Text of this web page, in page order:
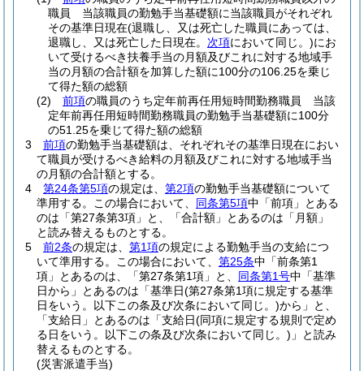
職員 当該職員の勤勉手当基礎額に当該職員がそれぞれ
その基準日現在(退職し、又は死亡した職員にあっては、
退職し、又は死亡した日現在。 次項において同じ。)にお
いて受けるべき扶養手当の月額及びこれに対する地域手
当の月額の合計額を加算した額に100分の106.25を乗じ
て得た額の総額
(2)
前項の職員のうち定年前再任用短時間勤務職員 当該
定年前再任用短時間勤務職員の勤勉手当基礎額に100分
の51.25を乗じて得た額の総額
3
前項の勤勉手当基礎額は、それぞれその基準日現在におい
て職員が受けるべき給料の月額及びこれに対する地域手当
の月額の合計額とする。
4
第24条第5項の規定は、 第2項の勤勉手当基礎額について
準用する。
この場合において、 同条第5項中「前項」とある
のは「第27条第3項」と、「合計額」とあるのは「月額」
と読み替えるものとする。
5
前2条の規定は、 第1項の規定による勤勉手当の支給につ
いて準用する。
この場合において、 第25条中「前条第1
項」とあるのは、「第27条第1項」と、 同条第1号中「基準
日から」とあるのは「基準日(第27条第1項に規定する基準
日をいう。以下この条及び次条において同じ。)から」と、
「支給日」とあるのは「支給日(同項に規定する規則で定め
る日をいう。以下この条及び次条において同じ。) 」と読み
替えるものとする。
(災害派遣手当)